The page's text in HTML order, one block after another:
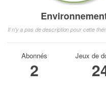
Il n'y a pas de description pour cette
Abonnés
2
Jeux de